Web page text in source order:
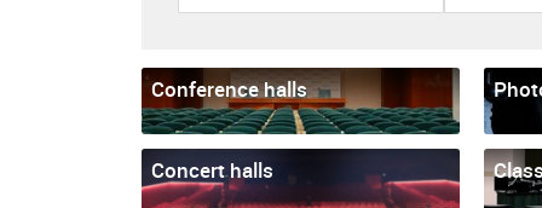
Anniversary
Baby Shower
Bachelor party
Conference halls
Concert halls